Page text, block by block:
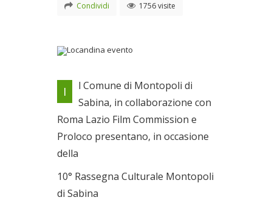
Condividi 1756 visite
Il 31/01/2010
I
l Comune di Montopoli di
Sabina, in collaborazione con
Roma Lazio Film Commission e
Proloco presentano, in occasione
della
10° Rassegna Culturale Montopoli
di Sabina